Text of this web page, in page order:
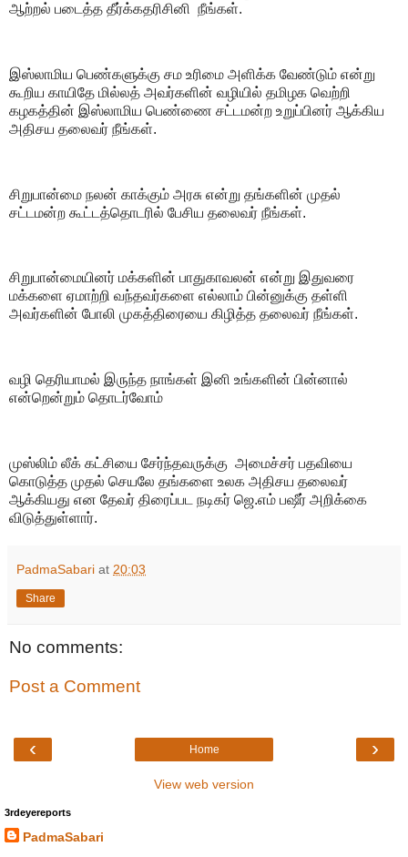
ஆற்றல் படைத்த தீர்க்கதரிசினி நீங்கள்.
இஸ்லாமிய பெண்களுக்கு சம உரிமை அளிக்க வேண்டும் என்று
கூறிய காயிதே மில்லத் அவர்களின் வழியில் தமிழக வெற்றி
கழகத்தின் இஸ்லாமிய பெண்ணை சட்டமன்ற உறுப்பினர் ஆக்கிய
அதிசய தலைவர் நீங்கள்.
சிறுபான்மை நலன் காக்கும் அரசு என்று தங்களின் முதல்
சட்டமன்ற கூட்டத்தொடரில் பேசிய தலைவர் நீங்கள்.
சிறுபான்மையினர் மக்களின் பாதுகாவலன் என்று இதுவரை
மக்களை ஏமாற்றி வந்தவர்களை எல்லாம் பின்னுக்கு தள்ளி
அவர்களின் போலி முகத்திரையை கிழித்த தலைவர் நீங்கள்.
வழி தெரியாமல் இருந்த நாங்கள் இனி உங்களின் பின்னால்
என்றென்றும் தொடர்வோம்
முஸ்லிம் லீக் கட்சியை சேர்ந்தவருக்கு அமைச்சர் பதவியை
கொடுத்த முதல் செயலே தங்களை உலக அதிசய தலைவர்
ஆக்கியது என தேவர் திரைப்பட நடிகர் ஜெ.எம் பஷீர் அறிக்கை
விடுத்துள்ளார்.
PadmaSabari at 20:03
Share
No comments:
Post a Comment
‹ ›
Home
View web version
3rdeyereports
PadmaSabari